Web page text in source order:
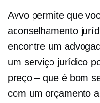
Avvo permite que
aconselhamento
encontre um
um serviço jurídico
preço – queé bom
com um orçamento